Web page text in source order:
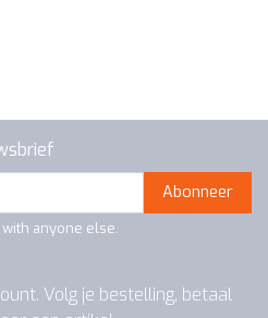
Abonneer
anyone else.
Volg je bestelling, betaal